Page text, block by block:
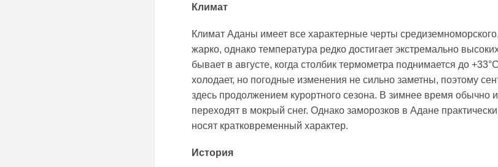
Климат
Климат Аданы имеет все характерные черты
жарко, однако температура редко достигает экстремально
бывает в августе, когда столбик термометра поднимается до
холодает, но погодные изменения не сильно заметны, поэтому
здесь продолжением курортного сезона. В зимнее время обычно
переходят в мокрый снег. Однако заморозков в Адане
носят кратковременный характер.
История